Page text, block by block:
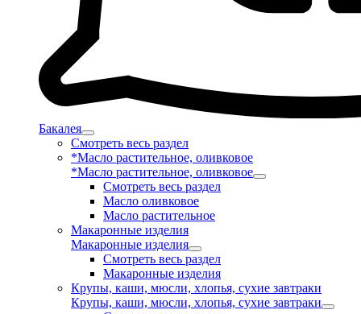
Бакалея
Смотреть весь раздел
*Масло растительное, оливковое
*Масло растительное, оливковое
Смотреть весь раздел
Масло оливковое
Масло растительное
Макаронные изделия
Макаронные изделия
Смотреть весь раздел
Макаронные изделия
Крупы, каши, мюсли, хлопья, сухие завтраки
Крупы, каши, мюсли, хлопья, сухие завтраки